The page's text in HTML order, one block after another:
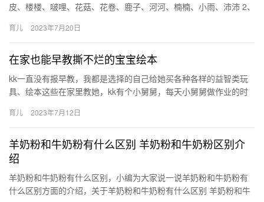
皮、楼楼、啵哩、花菇、花卷、鹿子、河河、楠楠、小雨、沛沛 2、
育儿 2023年7月20日
在家也能早教撕不烂的宝宝绘本
kk一直没有报早教，我都是选择的自己给她买各种各样的益智类玩
具、绘本这些在家里教她，kk有个小舅舅，每天小舅舅做作业的时
育儿 2023年7月12日
羊奶粉和牛奶粉有什么区别 羊奶粉和牛奶粉区别介
绍
羊奶粉和牛奶粉有什么区别，小编为大家说一说羊奶粉和牛奶粉有
什么区别方面的介绍，关于羊奶粉和牛奶粉有什么区别 羊奶粉和牛